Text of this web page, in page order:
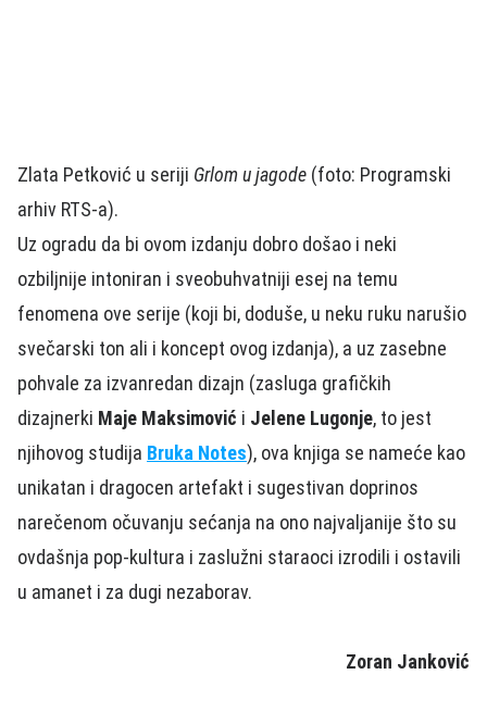
Zlata Petković u seriji Grlom u jagode (foto: Programski
arhiv RTS-a).
Uz ogradu da bi ovom izdanju dobro došao i neki
ozbiljnije intoniran i sveobuhvatniji esej na temu
fenomena ove serije (koji bi, doduše, u neku ruku narušio
svečarski ton ali i koncept ovog izdanja), a uz zasebne
pohvale za izvanredan dizajn (zasluga grafičkih
dizajnerki Maje Maksimović i Jelene Lugonje, to jest
njihovog studija Bruka Notes), ova knjiga se nameće kao
unikatan i dragocen artefakt i sugestivan doprinos
narečenom očuvanju sećanja na ono najvaljanije što su
ovdašnja pop-kultura i zaslužni staraoci izrodili i ostavili
u amanet i za dugi nezaborav.
Zoran Janković